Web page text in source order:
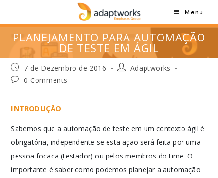
Menu
PLANEJAMENTO PARA AUTOMAÇÃO
DE TESTE EM ÁGIL
7 de Dezembro de 2016
Adaptworks
0 Comments
INTRODUÇÃO
Sabemos que a automação de teste em um contexto ágil é
obrigatória, independente se esta ação será feita por uma
pessoa focada (testador) ou pelos membros do time. O
importante é saber como podemos planejar a automação